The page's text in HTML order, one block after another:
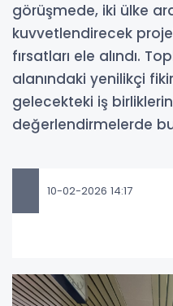
görüşmede, iki ülke
kuvvetlendirecek
fırsatları ele alındı.
alanındaki yenilikçi
gelecekteki iş
değerlendirmelerde
10-02-2026 14:17